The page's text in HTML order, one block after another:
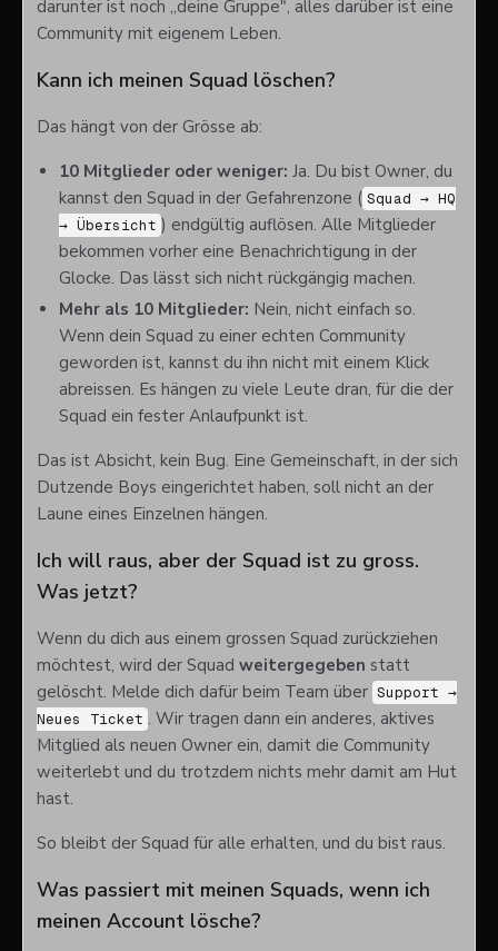
darunter ist noch „deine Gruppe", alles darüber ist eine
Community mit eigenem Leben.
Kann ich meinen Squad löschen?
Das hängt von der Grösse ab:
10 Mitglieder oder weniger: Ja. Du bist Owner, du
kannst den Squad in der Gefahrenzone ( Squad → HQ
→ Übersicht ) endgültig auflösen. Alle Mitglieder
bekommen vorher eine Benachrichtigung in der
Glocke. Das lässt sich nicht rückgängig machen.
Mehr als 10 Mitglieder: Nein, nicht einfach so.
Wenn dein Squad zu einer echten Community
geworden ist, kannst du ihn nicht mit einem Klick
abreissen. Es hängen zu viele Leute dran, für die der
Squad ein fester Anlaufpunkt ist.
Das ist Absicht, kein Bug. Eine Gemeinschaft, in der sich
Dutzende Boys eingerichtet haben, soll nicht an der
Laune eines Einzelnen hängen.
Ich will raus, aber der Squad ist zu gross.
Was jetzt?
Wenn du dich aus einem grossen Squad zurückziehen
möchtest, wird der Squad weitergegeben statt
gelöscht. Melde dich dafür beim Team über Support →
Neues Ticket . Wir tragen dann ein anderes, aktives
Mitglied als neuen Owner ein, damit die Community
weiterlebt und du trotzdem nichts mehr damit am Hut
hast.
So bleibt der Squad für alle erhalten, und du bist raus.
Was passiert mit meinen Squads, wenn ich
meinen Account lösche?